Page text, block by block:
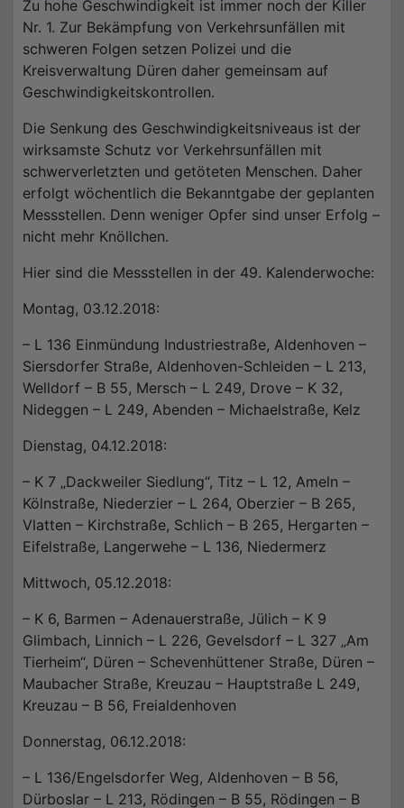
Zu hohe Geschwindigkeit ist immer noch der Killer
Nr. 1. Zur Bekämpfung von Verkehrsunfällen mit
schweren Folgen setzen Polizei und die
Kreisverwaltung Düren daher gemeinsam auf
Geschwindigkeitskontrollen.
Die Senkung des Geschwindigkeitsniveaus ist der
wirksamste Schutz vor Verkehrsunfällen mit
schwerverletzten und getöteten Menschen. Daher
erfolgt wöchentlich die Bekanntgabe der geplanten
Messstellen. Denn weniger Opfer sind unser Erfolg –
nicht mehr Knöllchen.
Hier sind die Messstellen in der 49. Kalenderwoche:
Montag, 03.12.2018:
– L 136 Einmündung Industriestraße, Aldenhoven –
Siersdorfer Straße, Aldenhoven-Schleiden – L 213,
Welldorf – B 55, Mersch – L 249, Drove – K 32,
Nideggen – L 249, Abenden – Michaelstraße, Kelz
Dienstag, 04.12.2018:
– K 7 „Dackweiler Siedlung“, Titz – L 12, Ameln –
Kölnstraße, Niederzier – L 264, Oberzier – B 265,
Vlatten – Kirchstraße, Schlich – B 265, Hergarten –
Eifelstraße, Langerwehe – L 136, Niedermerz
Mittwoch, 05.12.2018:
– K 6, Barmen – Adenauerstraße, Jülich – K 9
Glimbach, Linnich – L 226, Gevelsdorf – L 327 „Am
Tierheim“, Düren – Schevenhüttener Straße, Düren –
Maubacher Straße, Kreuzau – Hauptstraße L 249,
Kreuzau – B 56, Freialdenhoven
Donnerstag, 06.12.2018:
– L 136/Engelsdorfer Weg, Aldenhoven – B 56,
Dürboslar – L 213, Rödingen – B 55, Rödingen – B